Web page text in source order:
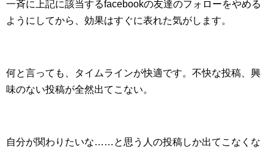
一斉に上記に該当するfacebookの友達のフォローをやめる
ようにしてから、効果はすぐに表れた気がします。
何と言っても、タイムラインが快適です。不快な投稿、興
味のない投稿が全然出てこない。
自分が関わりたいな……と思う人の投稿しか出てこなくな